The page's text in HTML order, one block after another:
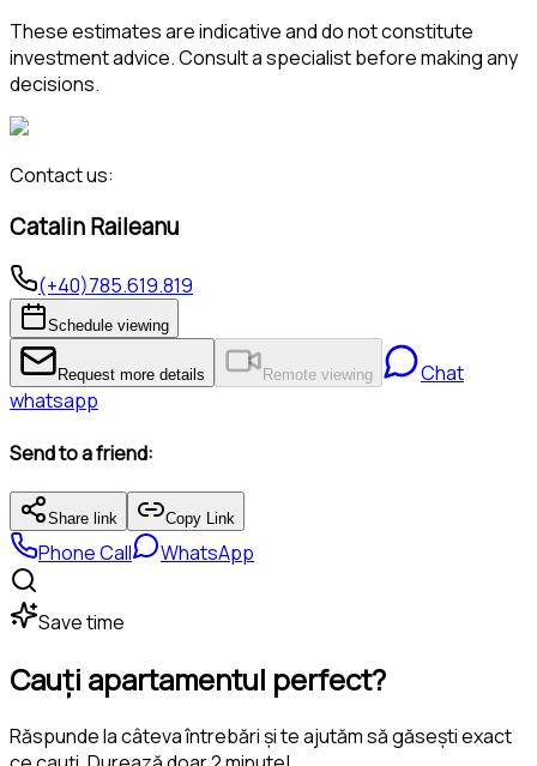
These estimates are indicative and do not constitute
investment advice. Consult a specialist before making any
decisions.
Contact us:
Catalin Raileanu
(+40)785.619.819
Schedule viewing
Request more details Remote viewing
Chat
whatsapp
Send to a friend:
Share link Copy Link
Phone Call WhatsApp
Save time
Cauți apartamentul perfect?
Răspunde la câteva întrebări și te ajutăm să găsești exact